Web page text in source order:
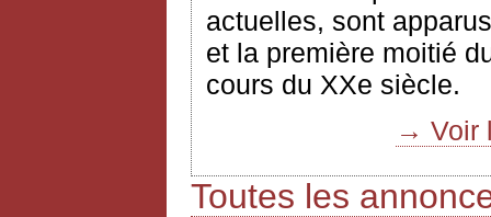
actuelles, sont
et la première moitié
cours du XXe siècle.
→ Voir
Toutes les